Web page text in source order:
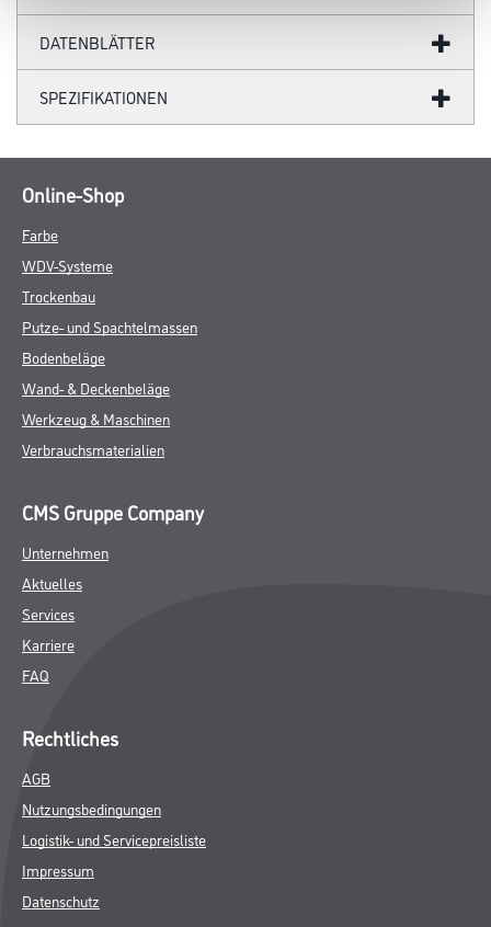
DATENBLÄTTER
SPEZIFIKATIONEN
Online-Shop
Farbe
WDV-Systeme
Trockenbau
Putze- und Spachtelmassen
Bodenbeläge
Wand- & Deckenbeläge
Werkzeug & Maschinen
Verbrauchsmaterialien
CMS Gruppe Company
Unternehmen
Aktuelles
Services
Karriere
FAQ
Rechtliches
AGB
Nutzungsbedingungen
Logistik- und Servicepreisliste
Impressum
Datenschutz